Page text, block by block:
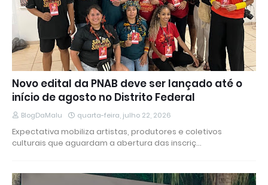
Novo edital da PNAB deve ser lançado até o
início de agosto no Distrito Federal
BlogDaMalu quarta-feira, julho 22, 2026
Expectativa mobiliza artistas, produtores e coletivos
culturais que aguardam a abertura das inscriç…